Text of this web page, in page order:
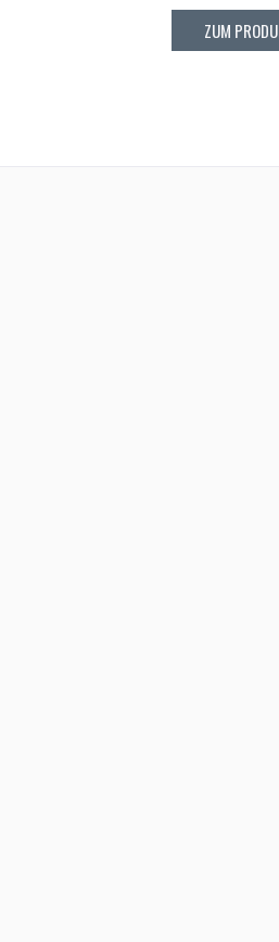
ZUM